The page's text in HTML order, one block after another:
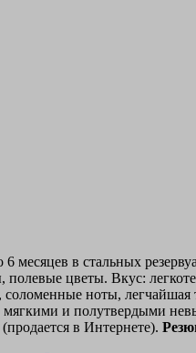
в стальных
цветы. Вкус:
ноты, легчайшая
мягкими и полутвердыми
в Интернете).